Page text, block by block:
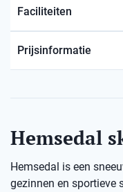
Faciliteiten
Prijsinformatie
Hemsedal
Hemsedal is een
gezinnen en sportieve